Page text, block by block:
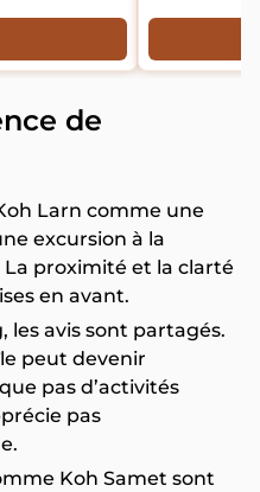
de
Larn comme une
excursion à la
proximité et la clarté
en avant.
les avis sont partagés.
peut devenir
pas d’activités
pas
Koh Samet sont